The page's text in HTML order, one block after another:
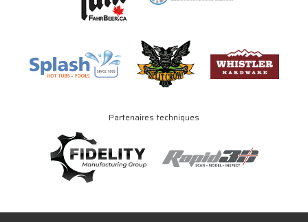
Partenaires techniques